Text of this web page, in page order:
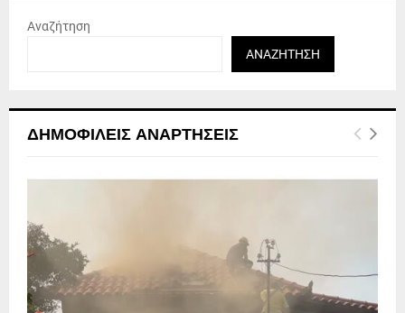
Αναζήτηση
ΑΝΑΖΉΤΗΣΗ
ΔΗΜΟΦΙΛΕΊΣ ΑΝΑΡΤΉΣΕΙΣ